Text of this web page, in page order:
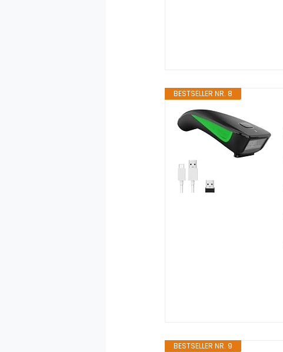
BESTSELLER NR. 8
BESTSELLER NR. 9